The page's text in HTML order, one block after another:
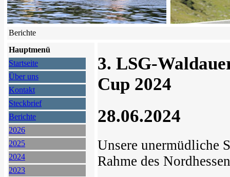
Berichte
Hauptmenü
Startseite
Über uns
Kontakt
Steckbrief
Berichte
2026
2025
2024
2023
3. LSG-
Cup 2024
28.06.2024
Unsere unermüdliche
Rahme des